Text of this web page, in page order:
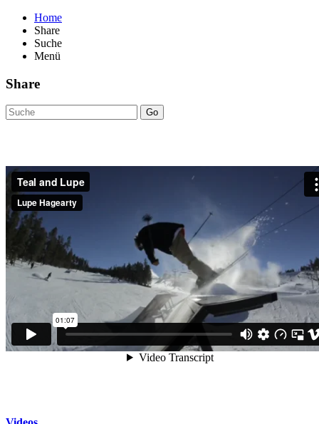
Home
Share
Suche
Menü
Share
Go